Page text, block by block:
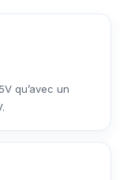
5V qu’avec un